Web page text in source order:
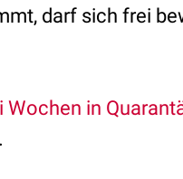
darf sich frei
Wochen in